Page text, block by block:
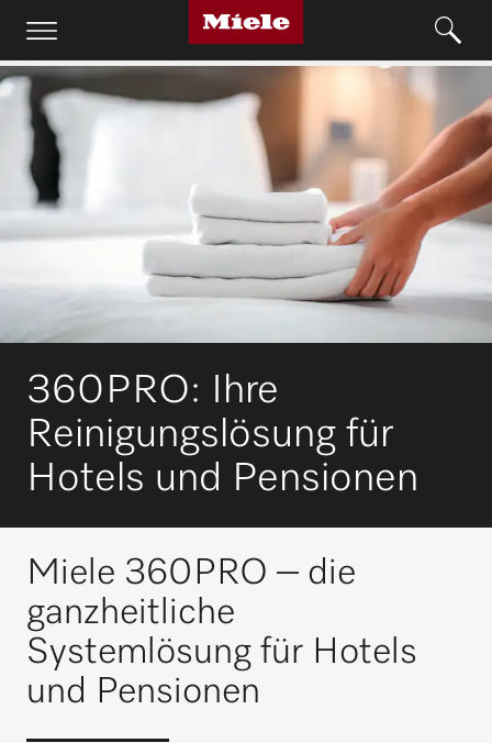
360PRO: Ihre
Reinigungslösung für
Hotels und Pensionen
Miele 360PRO – die
ganzheitliche
Systemlösung für Hotels
und Pensionen